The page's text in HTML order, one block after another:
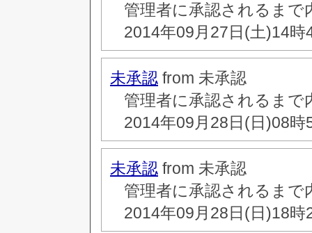
管理者に承認されるま
2014年09月27日(土)14時
未承認 from 未承認
管理者に承認されるま
2014年09月28日(日)08時
未承認 from 未承認
管理者に承認されるま
2014年09月28日(日)18時